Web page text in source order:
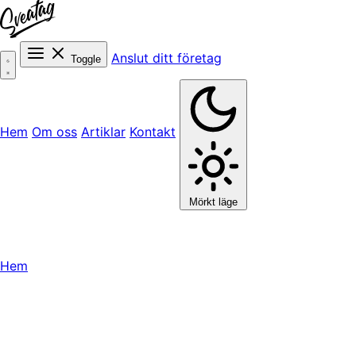
Toggle Anslut ditt företag
Hem Om oss Artiklar Kontakt
Mörkt läge
Hem